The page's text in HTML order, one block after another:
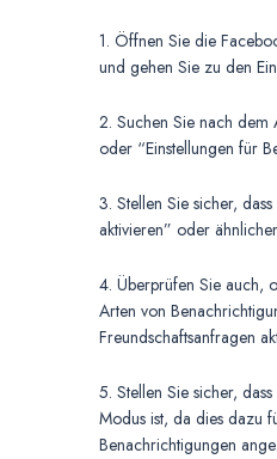
1. Öffnen Sie die
und gehen Sie zu den
2. Suchen Sie nach dem
oder “Einstellungen für
3. Stellen Sie sicher,
aktivieren” oder
4. Überprüfen Sie auch,
Arten von
Freundschaftsanfragen
5. Stellen Sie sicher,
Modus ist, da dies dazu
Benachrichtigungen